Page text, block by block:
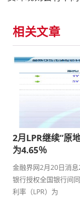
相关文章
2月LPR继续“原
为4.65％
金融界网2月20日消
银行授权全国银行间
利率（LPR）为